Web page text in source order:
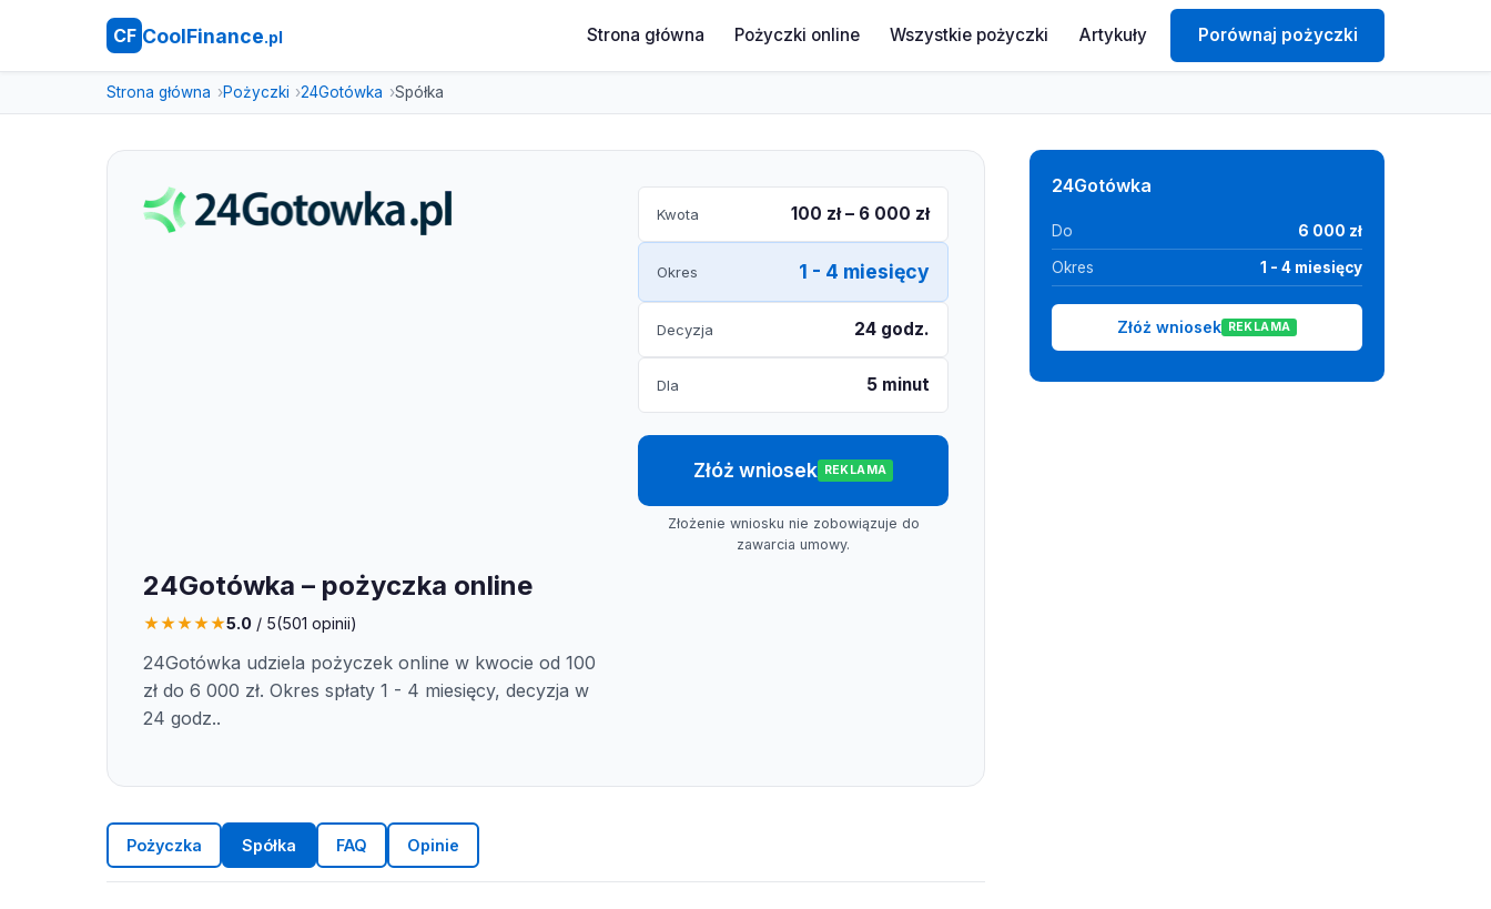
CF CoolFinance.pl Strona główna Pożyczki online Wszystkie pożyczki Artykuły Porównaj pożyczki
Strona główna Pożyczki 24Gotówka Spółka
24Gotówka – pożyczka online
★★★★★5.0 / 5(501 opinii)
24Gotówka udziela pożyczek online w kwocie od 100
zł do 6 000 zł. Okres spłaty 1 - 4 miesięcy, decyzja w
24 godz..
Kwota 100 zł – 6 000 zł
Okres 1 - 4 miesięcy
Decyzja 24 godz.
Dla 5 minut
Złóż wniosek REKLAMA
Złożenie wniosku nie zobowiązuje do
zawarcia umowy.
Pożyczka Spółka FAQ Opinie
24Gotówka
Do 6 000 zł
Okres 1 - 4 miesięcy
Złóż wniosek REKLAMA